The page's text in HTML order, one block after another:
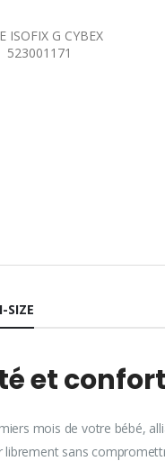
ISOFIX G CYBEX
523001171
SIZE
et
mois de votre bébé,
sans